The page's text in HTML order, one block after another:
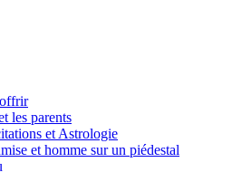
les parents
et Astrologie
et homme sur un piédestal